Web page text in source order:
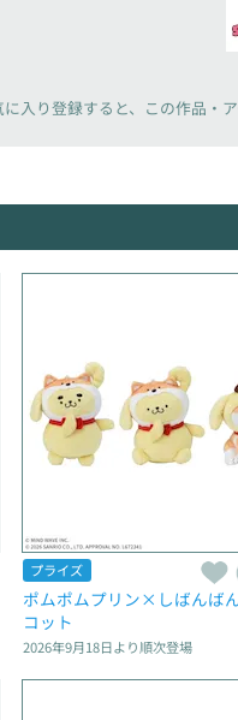
入り登録すると、 この作品・
プライズ
ポムポムプリン×しばんば
コット
2026年9月18日より順次登場